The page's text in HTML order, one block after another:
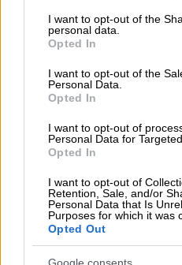
not limited to your visit or
grant or deny consent to
use your data for below
consent section.
I want to opt-out of the
personal data.
Opted In
I want to opt-out of the
Personal Data.
Opted In
I want to opt-out of
Personal Data for
Opted In
I want to opt-out of
Retention, Sale, and/or
Personal Data that Is
Purposes for which it was
Opted Out
Google consents
να τελειώσεις αυτό
για να είσαι
κλείσει πριν έρθει η
χειρότερο σενάριο.
Η αλήθεια είναι ότι
υποστηρίζουν ότι οι
εμπόριο, ακόμα
πανδημία. Πώς
εμπόριο;
Καταρχήν οι δασμοί,